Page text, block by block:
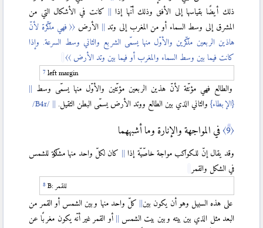
ذلك أيضًا بقياسها إلى الأفق وذلك أنّها إذا
كانت في الأشكال التي من
المشرق إلى وسط السماء أو من المغرب إلى وتد
الأرض 〈〈 فهي مذكّرة لأنّ
هاذين الربعين مذكّرين والأوّل منها يسمّى الشربع والثاني وسط السرعة. وإذا
كانت فيما بين وسط السماء والمغرب أو فيما بين وتد الأرض 〉〉
left margin
والطالع فهي مؤنّثة لأنّ هذين الربعين مؤنّثين والأوّل منها يسمّى وسط
{الإبطاء} والثاني الذي بين الطالع ووتد الأرض يسمّى البطن الثقيل.
〈9〉 في المواجهة والإنارة وما أشبههما
وقد يقال إنّ للكواكب مواجة خاصّيّة إذا
كان لكلّ واحد منها مشاركة للشمس
في الشكل والقمر
B: للقمر
على هذه السبيل وهو أن يكون بين
كلّ واحد منها وبين الشمس أو القمر من
البعد مثل الذي بين بيته وبين بيت الشمس
أو القمر غير أنّه يكون مغربًا عن